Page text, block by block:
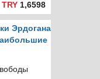
TRY1,6598
Эрдогана